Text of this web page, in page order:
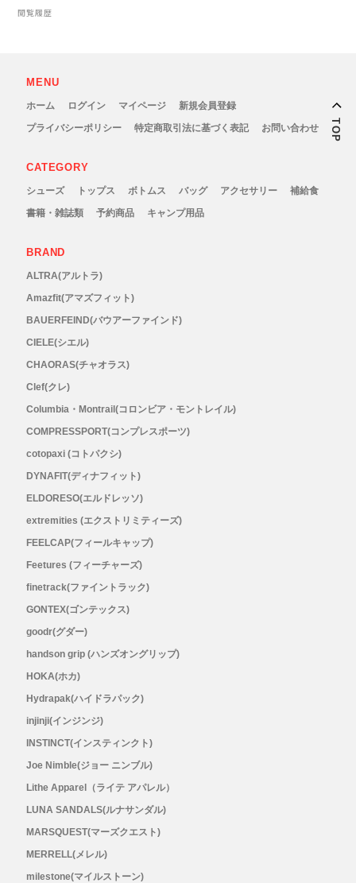
New Era(ニューエラ)
NORTEC (ノルテック)
ODLO (オドロ )
OLENO(オレノ)
OMM(オリジナルマウンテンマラソン)
On Running(オンランニング)
PaaGo WORKS(パーゴワークス)
patagonia(パタゴニア)
PRO-TEC(プロテック)
R×L(アールエル)
ranor(ラナー)
RAIDLIGHT(レイドライト)
ROARK(ロアーク)
RYOGEN(リョウゲン)
SALOMON(サロモン)
STAMP RUN & CO (スタンプ ランアンド
閲覧履歴
MENU
ホーム ログイン マイページ
新規会員登録
プライバシーポリシー
特定商取引法に基づく表記 お問い合わせ
CATEGORY
シューズ トップス ボトムス バッグ アクセサリー
補給食
書籍・雑誌類
予約商品 キャンプ用品
BRAND
ALTRA(アルトラ)
Amazfit(アマズフィット)
BAUERFEIND(バウアーファインド)
CIELE(シエル)
CHAORAS(チャオラス)
Clef(クレ)
Columbia・Montrail(コロンビア・モントレイル)
COMPRESSPORT(コンプレスポーツ)
cotopaxi (コトパクシ)
DYNAFIT(ディナフィット)
ELDORESO(エルドレッソ)
extremities (エクストリミティーズ)
FEELCAP(フィールキャップ)
Feetures (フィーチャーズ)
finetrack(ファイントラック)
GONTEX(ゴンテックス)
goodr(グダー)
handson grip (ハンズオングリップ)
HOKA(ホカ)
Hydrapak(ハイドラパック)
injinji(インジンジ)
INSTINCT(インスティンクト)
Joe Nimble(ジョー ニンブル)
Lithe Apparel（ライテ アパレル）
LUNA SANDALS(ルナサンダル)
MARSQUEST(マーズクエスト)
MERRELL(メレル)
milestone(マイルストーン)
TOP